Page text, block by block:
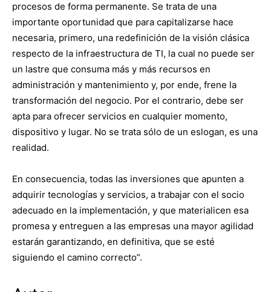
procesos de forma permanente. Se trata de una
importante oportunidad que para capitalizarse hace
necesaria, primero, una redefinición de la visión clásica
respecto de la infraestructura de TI, la cual no puede ser
un lastre que consuma más y más recursos en
administración y mantenimiento y, por ende, frene la
transformación del negocio. Por el contrario, debe ser
apta para ofrecer servicios en cualquier momento,
dispositivo y lugar. No se trata sólo de un eslogan, es una
realidad.
En consecuencia, todas las inversiones que apunten a
adquirir tecnologías y servicios, a trabajar con el socio
adecuado en la implementación, y que materialicen esa
promesa y entreguen a las empresas una mayor agilidad
estarán garantizando, en definitiva, que se esté
siguiendo el camino correcto”.